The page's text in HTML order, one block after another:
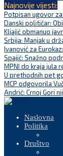
Najnovije vijesti:
Potpisan ugovor
Danski političar:
Kljajić obmanuo
Srbija: Manjak u
Ivanović za
Spajić: Snažno
MPNI do kraja jula
U prethodnih pet
MCP odgovorila
Andrić: Crnoj Gori
Naslovna
Politika
Društvo